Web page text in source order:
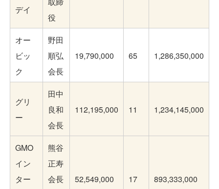
デイ
役
オー
ビッ
ク
野田
順弘
会長
19,790,000 65 1,286,350,000
グリ
ー
田中
良和
会長
112,195,000 11 1,234,145,000
GMO
イン
ター
熊谷
正寿
会長
52,549,000 17 893,333,000